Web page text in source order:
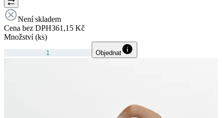
Není skladem
Cena bez DPH361,15 Kč
Množství (ks)
Objednat